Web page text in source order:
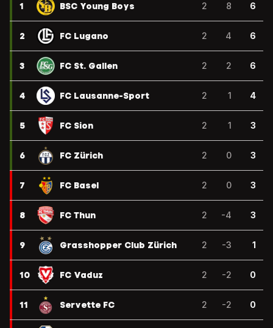
1 BSC Young Boys 2 8 6
2 FC Lugano 2 4 6
3 FC St. Gallen 2 2 6
4 FC Lausanne-Sport 2 1 4
5 FC Sion 2 1 3
6 FC Zürich 2 0 3
7 FC Basel 2 0 3
8 FC Thun 2 -4 3
9 Grasshopper Club Zürich 2 -3 1
10 FC Vaduz 2 -2 0
11 Servette FC 2 -2 0